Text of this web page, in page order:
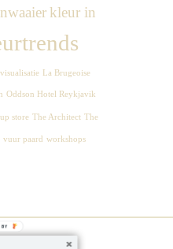
kleur in
La Brugeoise
Oddson Hotel Reykjavik
store The Architect The
vuur paard workshops
BY